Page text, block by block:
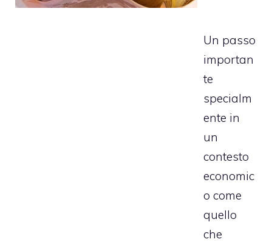
Un passo
importan
te
specialm
ente in
un
contesto
economic
o come
quello
che